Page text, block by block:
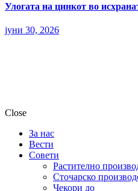
Улогата на цинкот во
јуни 30, 2026
Close
За нас
Вести
Совети
Растително
Сточарско
Чекори до